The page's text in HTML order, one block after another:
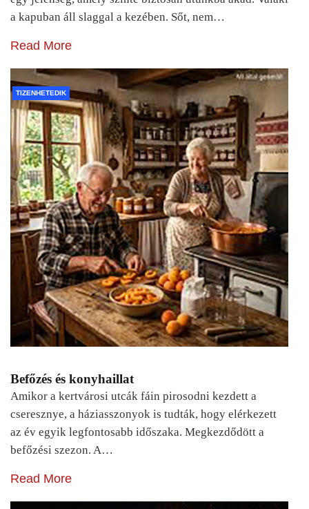
a kapuban áll slaggal a kezében. Sőt, nem…
Read More
TIZENHETEDIK
Befőzés és konyhaillat
Amikor a kertvárosi utcák fáin pirosodni kezdett a
cseresznye, a háziasszonyok is tudták, hogy elérkezett
az év egyik legfontosabb időszaka. Megkezdődött a
befőzési szezon. A…
Read More